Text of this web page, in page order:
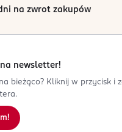
na zwrot zakupów
newsletter!
bieżąco? Kliknij w przycisk i